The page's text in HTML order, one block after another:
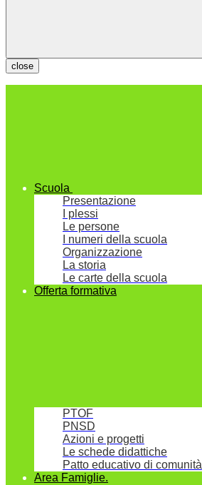
close
Scuola
Presentazione
I plessi
Le persone
I numeri della scuola
Organizzazione
La storia
Le carte della scuola
Offerta formativa
PTOF
PNSD
Azioni e progetti
Le schede didattiche
Patto educativo di comunità
Area Famiglie.